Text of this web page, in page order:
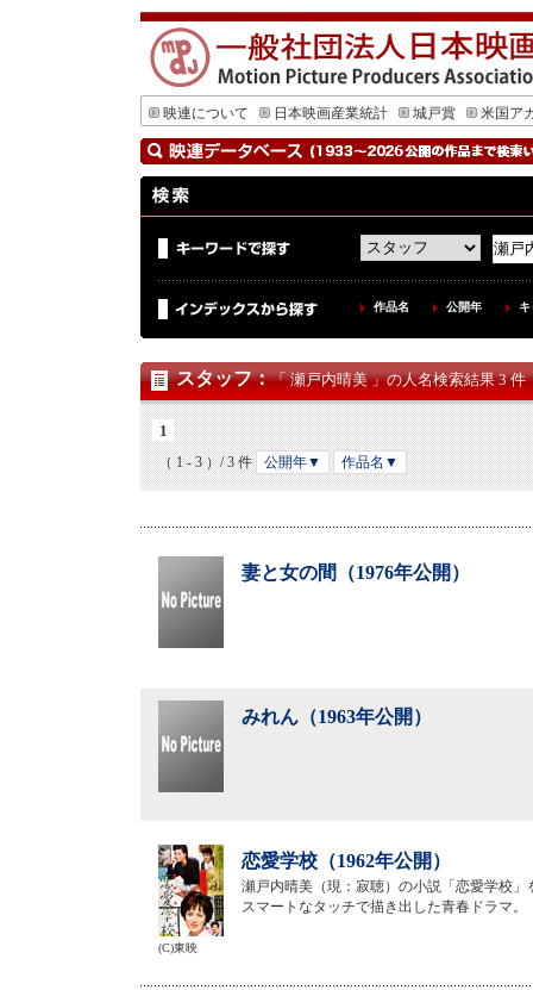
映連について 日本映画産業統計 城戸賞 米国ア
作品名 公開年
スタッフ：「 瀬戸内晴美 」の人名検索結果 3 件
1
（ 1 - 3 ）/ 3 件 公開年▼ 作品名▼
妻と女の間（1976年公開）
みれん（1963年公開）
恋愛学校（1962年公開）
瀬戸内晴美（現：寂聴）の小説「恋愛学校
スマートなタッチで描き出した青春ドラマ。
(C)東映